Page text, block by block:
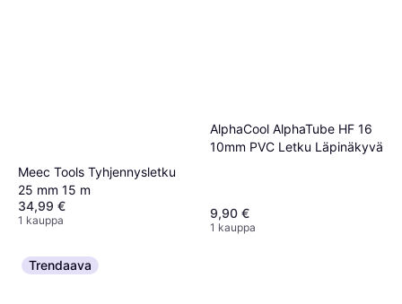
Meec Tools Tyhjennysletku
25 mm 15 m
34,99 €
1 kauppa
AlphaCool AlphaTube HF 16
10mm PVC Letku Läpinäkyvä
9,90 €
1 kauppa
Trendaava